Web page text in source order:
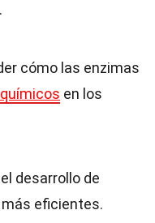
cómo las enzimas
en los
desarrollo de
eficientes.